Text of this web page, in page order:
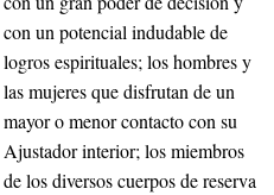
con un potencial indudable de
logros espirituales; los hombres y
las mujeres que disfrutan de un
mayor o menor contacto con su
Ajustador interior; los miembros
de los diversos cuerpos de reserva